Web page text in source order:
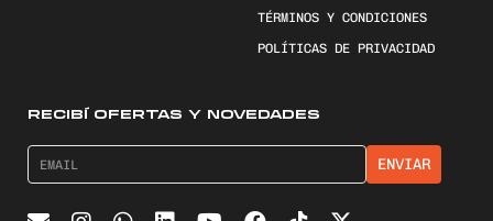
TÉRMINOS Y CONDICIONES
POLÍTICAS DE PRIVACIDAD
RECIBÍ OFERTAS Y NOVEDADES